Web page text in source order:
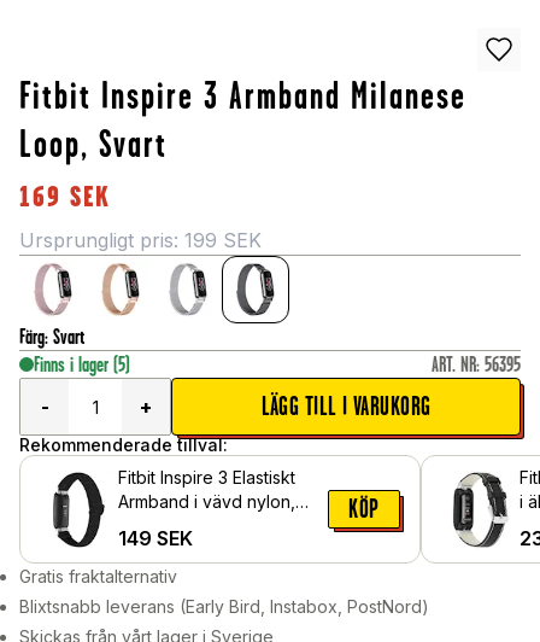
Fitbit Inspire 3 Armband Milanese
Loop, Svart
169 SEK
Ursprungligt pris: 199 SEK
Färg: Svart
Finns i lager (5) ART. NR: 56395
-
+ LÄGG TILL I VARUKORG
Rekommenderade tillval:
Fitbit Inspire 3 Elastiskt
Armband i vävd nylon,
149 SEK
KÖP
i
Gratis fraktalternativ
Blixtsnabb leverans (Early Bird, Instabox, PostNord)
Skickas från vårt lager i Sverige